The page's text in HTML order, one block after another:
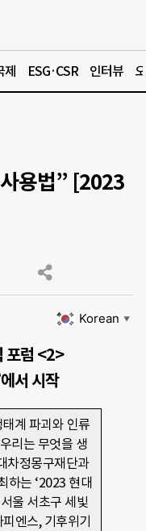
제 ESG·CSR 인터뷰
사용법” [2023
Korean ▼
포럼 <2>
서 시작
계 파괴와 인류
리는 무엇을 생
차정몽구재단과
하는 ‘2023 현대
울 서초구 세빛
엔스, 기후위기